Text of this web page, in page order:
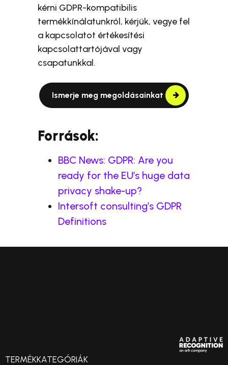
kérni GDPR-kompatibilis
termékkínálatunkról, kérjük, vegye fel
a kapcsolatot értékesítési
kapcsolattartójával vagy
csapatunkkal.
Ismerje meg megoldásainkat
Források:
BBC News: GDPR: Are you
ready for the EU’s huge data
privacy shake-up?
Intersoft consulting’s GDPR
Definitions
TERMÉKKATEGÓRIÁK